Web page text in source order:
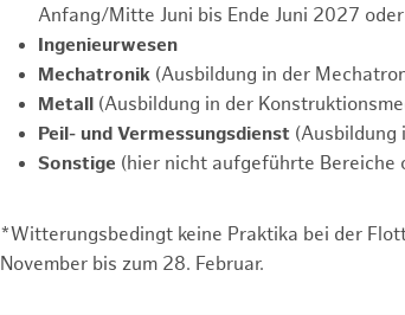
Anfang/Mitte Juni bis Ende Juni 2027
Ingenieurwesen
Mechatronik (Ausbildung in der
Metall (Ausbildung in der
Peil- und Vermessungsdienst (Ausbildung
Sonstige (hier nicht aufgeführte Bereiche
*Witterungsbedingt keine Praktika bei der
November bis zum 28. Februar.